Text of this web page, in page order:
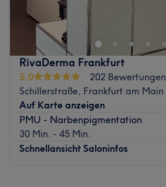
RivaDerma Frankfurt
5,0
202 Bewertungen
Schillerstraße, Frankfurt am Main
Auf Karte anzeigen
PMU - Narbenpigmentation
30 Min. - 45 Min.
Schnellansicht Saloninfos